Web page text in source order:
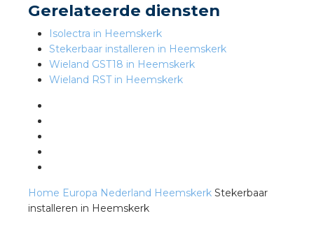
Gerelateerde diensten
Isolectra in Heemskerk
Stekerbaar installeren in Heemskerk
Wieland GST18 in Heemskerk
Wieland RST in Heemskerk
Home Europa Nederland Heemskerk Stekerbaar
installeren in Heemskerk
waarde